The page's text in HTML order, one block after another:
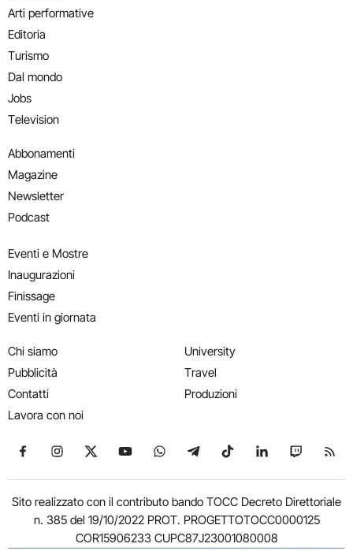
Arti performative
Editoria
Turismo
Dal mondo
Jobs
Television
Abbonamenti
Magazine
Newsletter
Podcast
Eventi e Mostre
Inaugurazioni
Finissage
Eventi in giornata
Chi siamo
Pubblicità
Contatti
Lavora con noi
University
Travel
Produzioni
Seguici su Facebook
Seguici su Instagram
Seguici su X
Seguici su YouTube
Seguici su WhatsApp
Seguici su Telegram
Seguici su TikTok
Seguici su
Seguici
Sito realizzato con il contributo bando TOCC Decreto Direttoriale
n. 385 del 19/10/2022 PROT. PROGETTOTOCC0000125
COR15906233 CUPC87J23001080008